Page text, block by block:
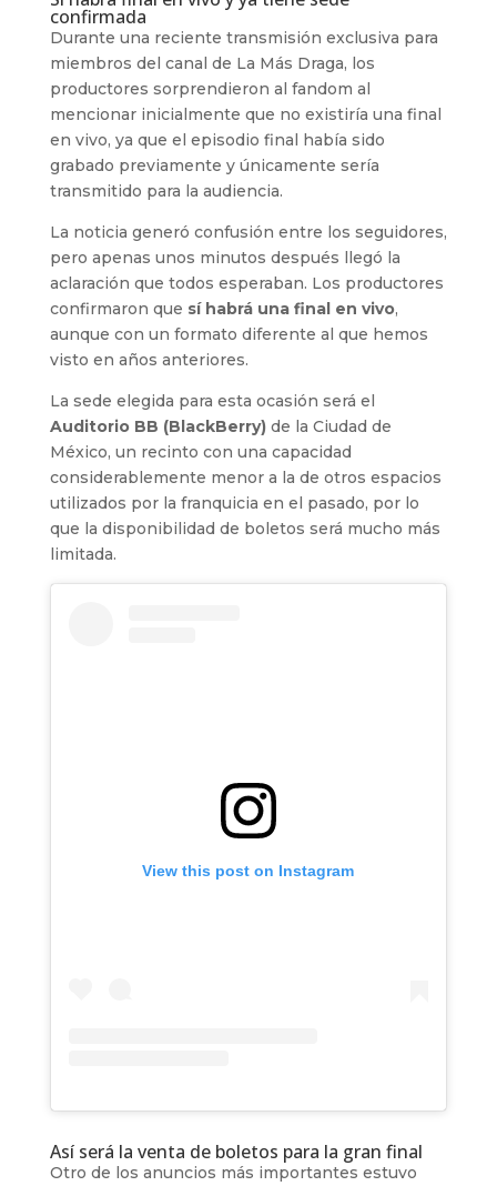
confirmada
Durante una reciente transmisión exclusiva para
miembros del canal de La Más Draga, los
productores sorprendieron al fandom al
mencionar inicialmente que no existiría una final
en vivo, ya que el episodio final había sido
grabado previamente y únicamente sería
transmitido para la audiencia.
La noticia generó confusión entre los seguidores,
pero apenas unos minutos después llegó la
aclaración que todos esperaban. Los productores
confirmaron que sí habrá una final en vivo,
aunque con un formato diferente al que hemos
visto en años anteriores.
La sede elegida para esta ocasión será el
Auditorio BB (BlackBerry)de la Ciudad de
México, un recinto con una capacidad
considerablemente menor a la de otros espacios
utilizados por la franquicia en el pasado, por lo
que la disponibilidad de boletos será mucho más
limitada.
View this post on Instagram
Así será la venta de boletos para la gran final
Otro de los anuncios más importantes estuvo